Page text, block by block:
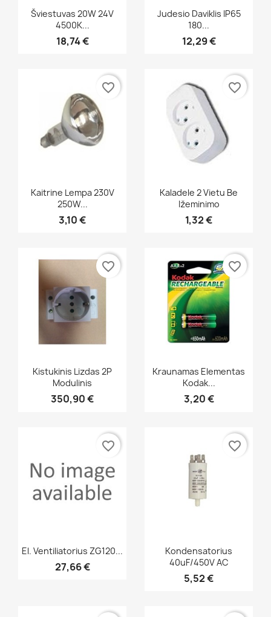
Greita peržiūra
Šviestuvas 20W 24V
4500K...
18,74 €
Greita peržiūra
Judesio Daviklis IP65
180...
12,29 €
Greita peržiūra
Kaitrine Lempa 230V
250W...
3,10 €
favorite_border
Greita peržiūra
Kaladele 2 Vietu Be
Ižeminimo
1,32 €
favorite_border
Greita peržiūra
Kistukinis Lizdas 2P
Modulinis
350,90 €
favorite_border
Greita peržiūra
Kraunamas Elementas
Kodak...
3,20 €
favorite_border
Greita peržiūra
El. Ventiliatorius ZG120...
27,66 €
favorite_border
Greita peržiūra
Kondensatorius
40uF/450V AC
5,52 €
favorite_border